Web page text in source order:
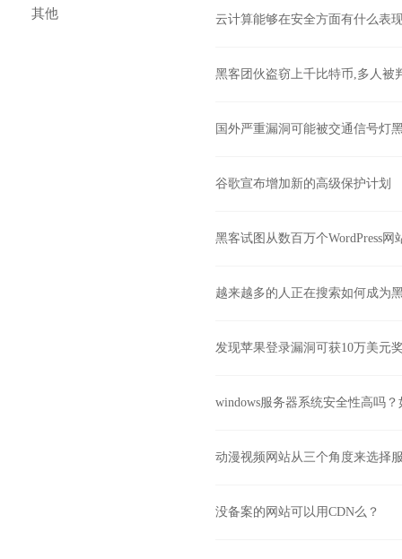
其他 云计算能够在安全方面有什么表
黑客团伙盗窃上千比特币,多人被
国外严重漏洞可能被交通信号灯
谷歌宣布增加新的高级保护计划
黑客试图从数百万个WordPress网
越来越多的人正在搜索如何成为
发现苹果登录漏洞可获10万美元
windows服务器系统安全性高吗
动漫视频网站从三个角度来选择
没备案的网站可以用CDN么？